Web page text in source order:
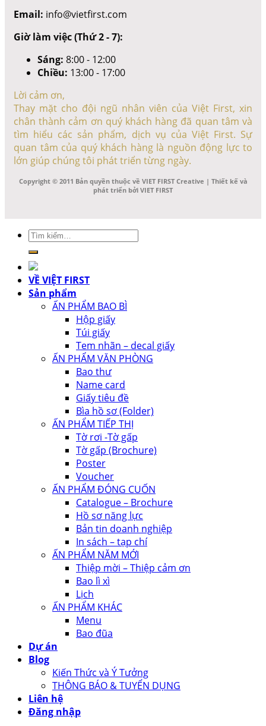
Email: info@vietfirst.com
Giờ làm việc (Thứ 2 - 7):
Sáng: 8:00 - 12:00
Chiều: 13:00 - 17:00
Lời cảm ơn,
Thay mặt cho đội ngũ nhân viên của Việt First, xin
chân thành cảm ơn quý khách hàng đã quan tâm và
tìm hiểu các sản phẩm, dịch vụ của Việt First. Sự
quan tâm của quý khách hàng là nguồn động lực to
lớn giúp chúng tôi phát triển từng ngày.
Copyright © 2011 Bản quyền thuộc về VIET FIRST Creative | Thiết kế và
phát triển bởi VIET FIRST
Tìm
kiếm:
VỀ VIỆT FIRST
Sản phẩm
ẤN PHẨM BAO BÌ
Hộp giấy
Túi giấy
Tem nhãn – decal giấy
ẤN PHẨM VĂN PHÒNG
Bao thư
Name card
Giấy tiêu đề
Bìa hồ sơ (Folder)
ẤN PHẨM TIẾP THỊ
Tờ rơi -Tờ gấp
Tờ gấp (Brochure)
Poster
Voucher
ẤN PHẨM ĐÓNG CUỐN
Catalogue – Brochure
Hồ sơ năng lực
Bản tin doanh nghiệp
In sách – tạp chí
ẤN PHẨM NĂM MỚI
Thiệp mời – Thiệp cảm ơn
Bao lì xì
Lịch
ẤN PHẨM KHÁC
Menu
Bao đũa
Dự án
Blog
Kiến Thức và Ý Tưởng
THÔNG BÁO & TUYỂN DỤNG
Liên hệ
Đăng nhập